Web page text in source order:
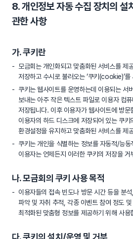
8. 개인정보 자동 수집 장치의 설
관한 사항
가. 쿠키란
모금회는 개인화되고 맞춤화된 서비스를 제
저장하고 수시로 불러오는 ‘쿠키(cookie)’를
쿠키는 웹사이트를 운영하는데 이용되는 서
보내는 아주 작은 텍스트 파일로 이용자 컴
저장됩니다. 이후 이용자가 웹사이트에 방
이용자의 하드 디스크에 저장되어 있는 쿠키
환경설정을 유지하고 맞춤화된 서비스를 제
쿠키는 개인을 식별하는 정보를 자동적/능동
이용자는 언제든지 이러한 쿠키의 저장을
나. 모금회의 쿠키 사용 목적
이용자들의 접속 빈도나 방문 시간 등을 분
파악 및 자취 추적, 각종 이벤트 참여 정도
최적화된 맞춤형 정보를 제공하기 위해 사용
다. 쿠키의 설치/운영 및 거부